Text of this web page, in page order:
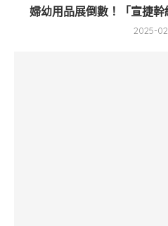
婦幼用品展倒數！「宣捷
2025-